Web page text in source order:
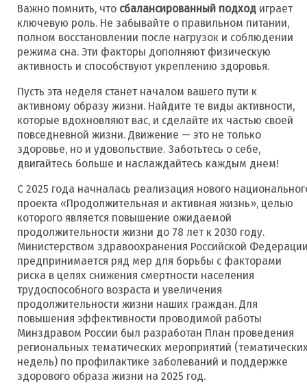
Важно помнить, что сбалансированный подход играет
ключевую роль. Не забывайте о правильном питании,
полном восстановлении после нагрузок и соблюдении
режима сна. Эти факторы дополняют физическую
активность и способствуют укреплению здоровья.
Пусть эта неделя станет началом вашего пути к
активному образу жизни. Найдите те виды активности,
которые вдохновляют вас, и сделайте их частью своей
повседневной жизни. Движение — это не только
здоровье, но и удовольствие. Заботьтесь о себе,
двигайтесь больше и наслаждайтесь каждым днем!
С 2025 года начналась реализация нового
проекта «Продолжительная и активная жизнь», целью
которого является повышение ожидаемой
продолжительности жизни до 78 лет к 2030 году.
Министерством здравоохранения Российской
предпринимается ряд мер для борьбы с факторами
риска в целях снижения смертности населения
трудоспособного возраста и увеличения
продолжительности жизни наших граждан. Для
повышения эффективности проводимой работы
Минздравом России был разработан План проведения
региональных тематических мероприятий
недель) по профилактике заболеваний и поддержке
здорового образа жизни на 2025 год.